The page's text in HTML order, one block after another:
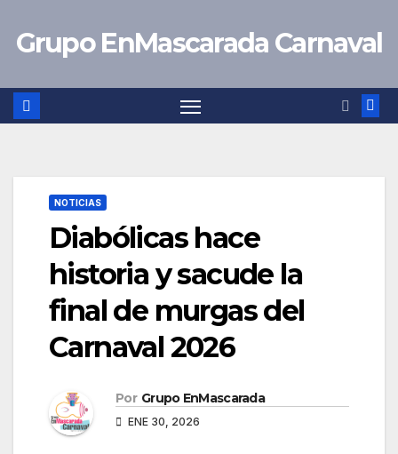
Grupo EnMascarada Carnaval
NOTICIAS
Diabólicas hace
historia y sacude la
final de murgas del
Carnaval 2026
Por Grupo EnMascarada
ENE 30, 2026